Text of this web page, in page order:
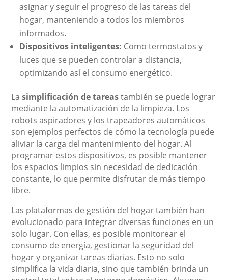
asignar y seguir el progreso de las tareas del
hogar, manteniendo a todos los miembros
informados.
Dispositivos inteligentes: Como termostatos y
luces que se pueden controlar a distancia,
optimizando así el consumo energético.
Lasimplificación de tareastambién se puede lograr
mediante la automatización de la limpieza. Los
robots aspiradores y los trapeadores automáticos
son ejemplos perfectos de cómo la tecnología puede
aliviar la carga del mantenimiento del hogar. Al
programar estos dispositivos, es posible mantener
los espacios limpios sin necesidad de dedicación
constante, lo que permite disfrutar de más tiempo
libre.
Las plataformas de gestión del hogar también han
evolucionado para integrar diversas funciones en un
solo lugar. Con ellas, es posible monitorear el
consumo de energía, gestionar la seguridad del
hogar y organizar tareas diarias. Esto no solo
simplifica la vida diaria, sino que también brinda un